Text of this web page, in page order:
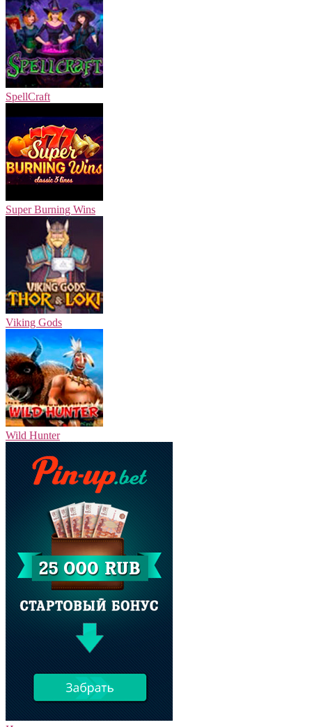
SpellCraft
Super Burning Wins
Viking Gods
Wild Hunter